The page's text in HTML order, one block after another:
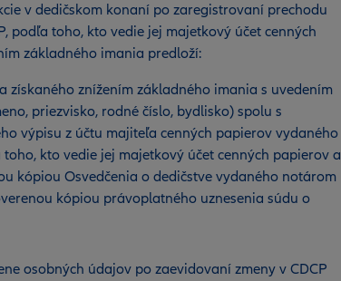
v dedičskom konaní po zaregistrovaní prechodu
podľa toho, kto vedie jej majetkový účet cenných
základného imania predloží:
získaného znížením základného imania s uvedením
priezvisko, rodné číslo, bydlisko) spolu s
výpisu z účtu majiteľa cenných papierov vydaného
toho, kto vedie jej majetkový účet cenných papierov a
kópiou Osvedčenia o dedičstve vydaného notárom
kópiou právoplatného uznesenia súdu o
osobných údajov po zaevidovaní zmeny v CDCP